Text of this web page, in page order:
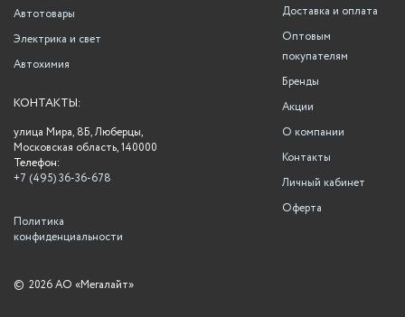
Доставка и оплата
Оптовым
покупателям
Бренды
Акции
О компании
Контакты
Личный кабинет
Оферта
Автотовары
Электрика и свет
Автохимия
КОНТАКТЫ:
улица Мира, 8Б, Люберцы,
Московская область, 140000
Телефон:
+7 (495) 36-36-678
Политика
конфиденциальности
© 2026 АО «Мегалайт»